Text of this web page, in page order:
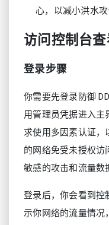
心，以减小洪水攻
访问控制台
登录步骤
你需要先登录防御
用管理员凭据进入主
求使用多因素认证，
的网络免受未授权访
敏感的攻击和流量数
登录后，你会看到控
示你网络的流量情况